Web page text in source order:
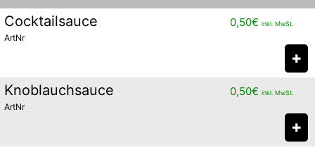
Cocktailsauce
ArtNr
0,50€ inkl. MwSt.
✚
Knoblauchsauce
ArtNr
0,50€ inkl. MwSt.
✚